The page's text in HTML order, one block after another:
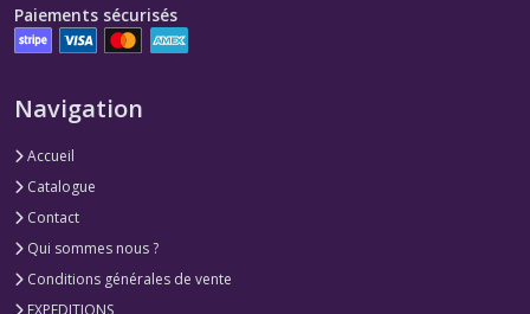
Paiements sécurisés
Navigation
Accueil
Catalogue
Contact
Qui sommes nous ?
Conditions générales de vente
EXPEDITIONS